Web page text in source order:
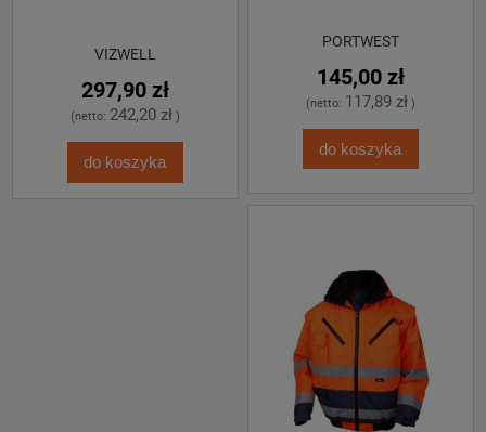
VIZWELL
297,90 zł
(netto: 242,20 zł)
do koszyka
PORTWEST
145,00 zł
(netto: 117,89 zł)
do koszyka